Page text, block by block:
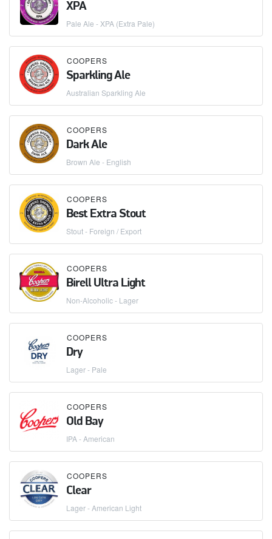
XPA
Pale Ale - XPA (Extra Pale)
COOPERS
Sparkling Ale
Australian Sparkling Ale
COOPERS
Dark Ale
Brown Ale - English
COOPERS
Best Extra Stout
Stout - Foreign / Export
COOPERS
Birell Ultra Light
Non-Alcoholic - Lager
COOPERS
Dry
Lager - Pale
COOPERS
Old Bay
IPA - American
COOPERS
Clear
Lager - American Light